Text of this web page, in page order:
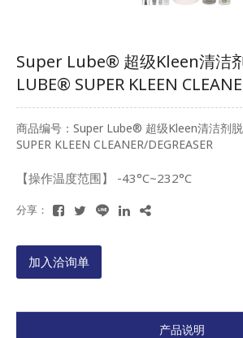
Super Lube® 超级Kleen清洁
LUBE® SUPER KLEEN
商品编号：Super Lube® 超级Kleen清洁剂
SUPER KLEEN CLEANER/DEGREASER
【操作温度范围】 -43°C~232°C
分享：
加入洽询单
产品说明